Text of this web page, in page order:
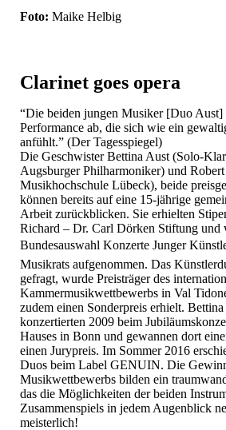
Foto: Maike Helbig
Clarinet goes opera
“Die beiden jungen Musiker [Duo Aust]
Performance ab, die sich wie ein
anfühlt.” (Der Tagesspiegel)
Die Geschwister Bettina Aust (Solo-
Augsburger Philharmoniker) und
Musikhochschule Lübeck), beide
können bereits auf eine 15-jährige
Arbeit zurückblicken. Sie erhielten
Richard – Dr. Carl Dörken Stiftung und
Bundesauswahl Konzerte Junger
Musikrats aufgenommen. Das
gefragt, wurde Preisträger des
Kammermusikwettbewerbs in Val
zudem einen Sonderpreis erhielt.
konzertierten 2009 beim
Hauses in Bonn und gewannen dort
einen Jurypreis. Im Sommer 2016
Duos beim Label GENUIN. Die
Musikwettbewerbs bilden ein
das die Möglichkeiten der beiden
Zusammenspiels in jedem Augenblick
meisterlich!